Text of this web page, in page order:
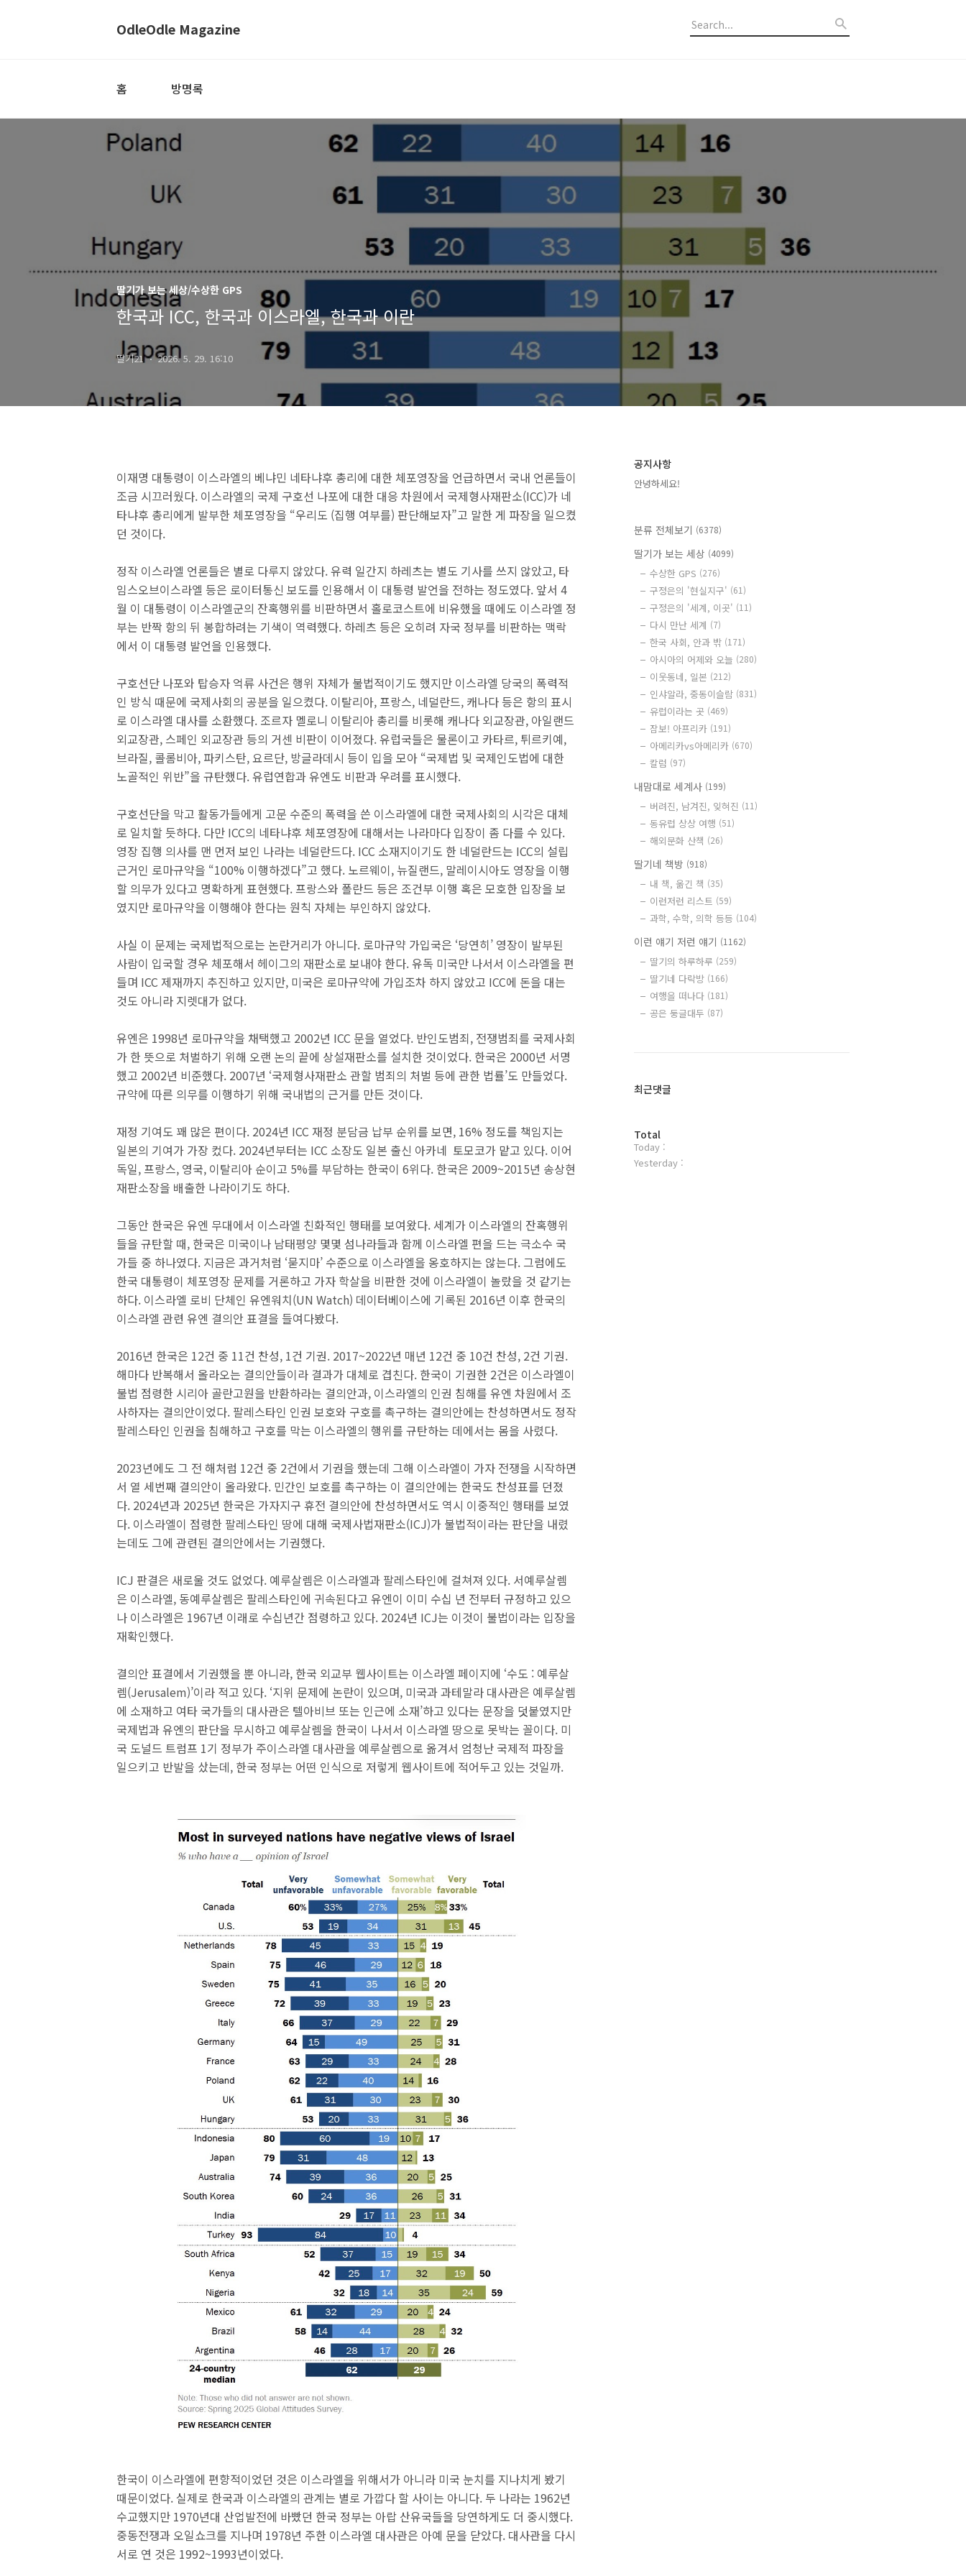
OdleOdle Magazine
홈 방명록
딸기가 보는 세상/수상한 GPS
한국과 ICC, 한국과 이스라엘, 한국과 이란
딸기21 2026. 5. 29. 16:10
이재명 대통령이 이스라엘의 베냐민 네타냐후 총리에 대한 체포영장을 언급하면서 국내 언론들이
조금 시끄러웠다. 이스라엘의 국제 구호선 나포에 대한 대응 차원에서 국제형사재판소(ICC)가 네
타냐후 총리에게 발부한 체포영장을 “우리도 (집행 여부를) 판단해보자”고 말한 게 파장을 일으켰
던 것이다.
정작 이스라엘 언론들은 별로 다루지 않았다. 유력 일간지 하레츠는 별도 기사를 쓰지 않았고, 타
임스오브이스라엘 등은 로이터통신 보도를 인용해서 이 대통령 발언을 전하는 정도였다. 앞서 4
월 이 대통령이 이스라엘군의 잔혹행위를 비판하면서 홀로코스트에 비유했을 때에도 이스라엘 정
부는 반짝 항의 뒤 봉합하려는 기색이 역력했다. 하레츠 등은 오히려 자국 정부를 비판하는 맥락
에서 이 대통령 발언을 인용했다.
구호선단 나포와 탑승자 억류 사건은 행위 자체가 불법적이기도 했지만 이스라엘 당국의 폭력적
인 방식 때문에 국제사회의 공분을 일으켰다. 이탈리아, 프랑스, 네덜란드, 캐나다 등은 항의 표시
로 이스라엘 대사를 소환했다. 조르자 멜로니 이탈리아 총리를 비롯해 캐나다 외교장관, 아일랜드
외교장관, 스페인 외교장관 등의 거센 비판이 이어졌다. 유럽국들은 물론이고 카타르, 튀르키예,
브라질, 콜롬비아, 파키스탄, 요르단, 방글라데시 등이 입을 모아 “국제법 및 국제인도법에 대한
노골적인 위반”을 규탄했다. 유럽연합과 유엔도 비판과 우려를 표시했다.
구호선단을 막고 활동가들에게 고문 수준의 폭력을 쓴 이스라엘에 대한 국제사회의 시각은 대체
로 일치할 듯하다. 다만 ICC의 네타냐후 체포영장에 대해서는 나라마다 입장이 좀 다를 수 있다.
영장 집행 의사를 맨 먼저 보인 나라는 네덜란드다. ICC 소재지이기도 한 네덜란드는 ICC의 설립
근거인 로마규약을 “100% 이행하겠다”고 했다. 노르웨이, 뉴질랜드, 말레이시아도 영장을 이행
할 의무가 있다고 명확하게 표현했다. 프랑스와 폴란드 등은 조건부 이행 혹은 모호한 입장을 보
였지만 로마규약을 이행해야 한다는 원칙 자체는 부인하지 않았다.
사실 이 문제는 국제법적으로는 논란거리가 아니다. 로마규약 가입국은 ‘당연히’ 영장이 발부된
사람이 입국할 경우 체포해서 헤이그의 재판소로 보내야 한다. 유독 미국만 나서서 이스라엘을 편
들며 ICC 제재까지 추진하고 있지만, 미국은 로마규약에 가입조차 하지 않았고 ICC에 돈을 대는
것도 아니라 지렛대가 없다.
유엔은 1998년 로마규약을 채택했고 2002년 ICC 문을 열었다. 반인도범죄, 전쟁범죄를 국제사회
가 한 뜻으로 처벌하기 위해 오랜 논의 끝에 상설재판소를 설치한 것이었다. 한국은 2000년 서명
했고 2002년 비준했다. 2007년 ‘국제형사재판소 관할 범죄의 처벌 등에 관한 법률’도 만들었다.
규약에 따른 의무를 이행하기 위해 국내법의 근거를 만든 것이다.
재정 기여도 꽤 많은 편이다. 2024년 ICC 재정 분담금 납부 순위를 보면, 16% 정도를 책임지는
일본의 기여가 가장 컸다. 2024년부터는 ICC 소장도 일본 출신 아카네 토모코가 맡고 있다. 이어
독일, 프랑스, 영국, 이탈리아 순이고 5%를 부담하는 한국이 6위다. 한국은 2009~2015년 송상현
재판소장을 배출한 나라이기도 하다.
그동안 한국은 유엔 무대에서 이스라엘 친화적인 행태를 보여왔다. 세계가 이스라엘의 잔혹행위
들을 규탄할 때, 한국은 미국이나 남태평양 몇몇 섬나라들과 함께 이스라엘 편을 드는 극소수 국
가들 중 하나였다. 지금은 과거처럼 ‘묻지마’ 수준으로 이스라엘을 옹호하지는 않는다. 그럼에도
한국 대통령이 체포영장 문제를 거론하고 가자 학살을 비판한 것에 이스라엘이 놀랐을 것 같기는
하다. 이스라엘 로비 단체인 유엔워치(UN Watch) 데이터베이스에 기록된 2016년 이후 한국의
이스라엘 관련 유엔 결의안 표결을 들여다봤다.
2016년 한국은 12건 중 11건 찬성, 1건 기권. 2017~2022년 매년 12건 중 10건 찬성, 2건 기권.
해마다 반복해서 올라오는 결의안들이라 결과가 대체로 겹친다. 한국이 기권한 2건은 이스라엘이
불법 점령한 시리아 골란고원을 반환하라는 결의안과, 이스라엘의 인권 침해를 유엔 차원에서 조
사하자는 결의안이었다. 팔레스타인 인권 보호와 구호를 촉구하는 결의안에는 찬성하면서도 정작
팔레스타인 인권을 침해하고 구호를 막는 이스라엘의 행위를 규탄하는 데에서는 몸을 사렸다.
2023년에도 그 전 해처럼 12건 중 2건에서 기권을 했는데 그해 이스라엘이 가자 전쟁을 시작하면
서 열 세번째 결의안이 올라왔다. 민간인 보호를 촉구하는 이 결의안에는 한국도 찬성표를 던졌
다. 2024년과 2025년 한국은 가자지구 휴전 결의안에 찬성하면서도 역시 이중적인 행태를 보였
다. 이스라엘이 점령한 팔레스타인 땅에 대해 국제사법재판소(ICJ)가 불법적이라는 판단을 내렸
는데도 그에 관련된 결의안에서는 기권했다.
ICJ 판결은 새로울 것도 없었다. 예루살렘은 이스라엘과 팔레스타인에 걸쳐져 있다. 서예루살렘
은 이스라엘, 동예루살렘은 팔레스타인에 귀속된다고 유엔이 이미 수십 년 전부터 규정하고 있으
나 이스라엘은 1967년 이래로 수십년간 점령하고 있다. 2024년 ICJ는 이것이 불법이라는 입장을
재확인했다.
결의안 표결에서 기권했을 뿐 아니라, 한국 외교부 웹사이트는 이스라엘 페이지에 ‘수도 : 예루살
렘(Jerusalem)’이라 적고 있다. ‘지위 문제에 논란이 있으며, 미국과 과테말라 대사관은 예루살렘
에 소재하고 여타 국가들의 대사관은 텔아비브 또는 인근에 소재’하고 있다는 문장을 덧붙였지만
국제법과 유엔의 판단을 무시하고 예루살렘을 한국이 나서서 이스라엘 땅으로 못박는 꼴이다. 미
국 도널드 트럼프 1기 정부가 주이스라엘 대사관을 예루살렘으로 옮겨서 엄청난 국제적 파장을
일으키고 반발을 샀는데, 한국 정부는 어떤 인식으로 저렇게 웹사이트에 적어두고 있는 것일까.
한국이 이스라엘에 편향적이었던 것은 이스라엘을 위해서가 아니라 미국 눈치를 지나치게 봤기
때문이었다. 실제로 한국과 이스라엘의 관계는 별로 가깝다 할 사이는 아니다. 두 나라는 1962년
수교했지만 1970년대 산업발전에 바빴던 한국 정부는 아랍 산유국들을 당연하게도 더 중시했다.
중동전쟁과 오일쇼크를 지나며 1978년 주한 이스라엘 대사관은 아예 문을 닫았다. 대사관을 다시
서로 연 것은 1992~1993년이었다.
공지사항
안녕하세요!
분류 전체보기 (6378)
딸기가 보는 세상 (4099)
수상한 GPS (276)
구정은의 '현실지구' (61)
구정은의 '세계, 이곳' (11)
다시 만난 세계 (7)
한국 사회, 안과 밖 (171)
아시아의 어제와 오늘 (280)
이웃동네, 일본 (212)
인샤알라, 중동이슬람 (831)
유럽이라는 곳 (469)
잠보! 아프리카 (191)
아메리카vs아메리카 (670)
칼럼 (97)
내맘대로 세계사 (199)
버려진, 남겨진, 잊혀진 (11)
동유럽 상상 여행 (51)
해외문화 산책 (26)
딸기네 책방 (918)
내 책, 옮긴 책 (35)
이런저런 리스트 (59)
과학, 수학, 의학 등등 (104)
이런 얘기 저런 얘기 (1162)
딸기의 하루하루 (259)
딸기네 다락방 (166)
여행을 떠나다 (181)
공은 둥글대두 (87)
최근댓글
방
문
자
Total
Today :
Yesterday :